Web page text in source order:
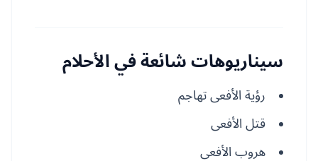
سيناريوهات شائعة في الأحلام
رؤية الأفعى تهاجم
قتل الأفعى
هروب الأفعى